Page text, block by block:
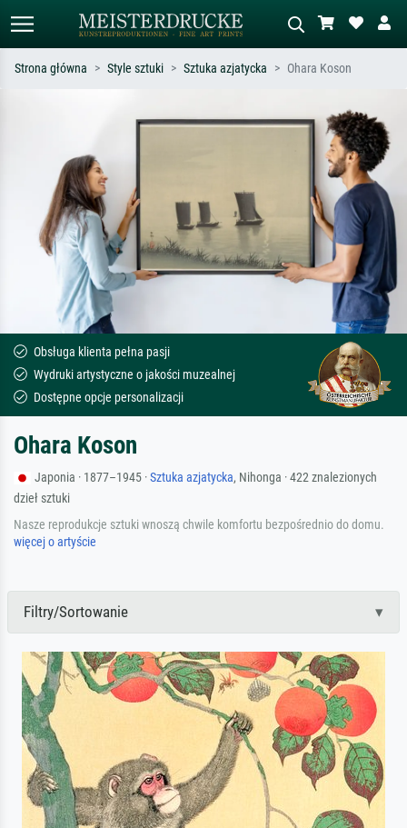
Monet, Gwiaździsta noc,
impresjonizm, fala Hokusaia, akt.
Opisz scenę – np. zielona łąka,
abstrakcja z czerwienią, ciemny olej,
stojący akt obok drzewa.
Strona główna Style sztuki Sztuka azjatycka Ohara Koson
Obsługa klienta pełna pasji
Wydruki artystyczne o jakości muzealnej
Dostępne opcje personalizacji
Ohara Koson
Japonia · 1877–1945 ·Sztuka azjatycka, Nihonga · 422 znalezionych
dzieł sztuki
Nasze reprodukcje sztuki wnoszą chwile komfortu bezpośrednio do domu.
więcej o artyście
Filtry/Sortowanie